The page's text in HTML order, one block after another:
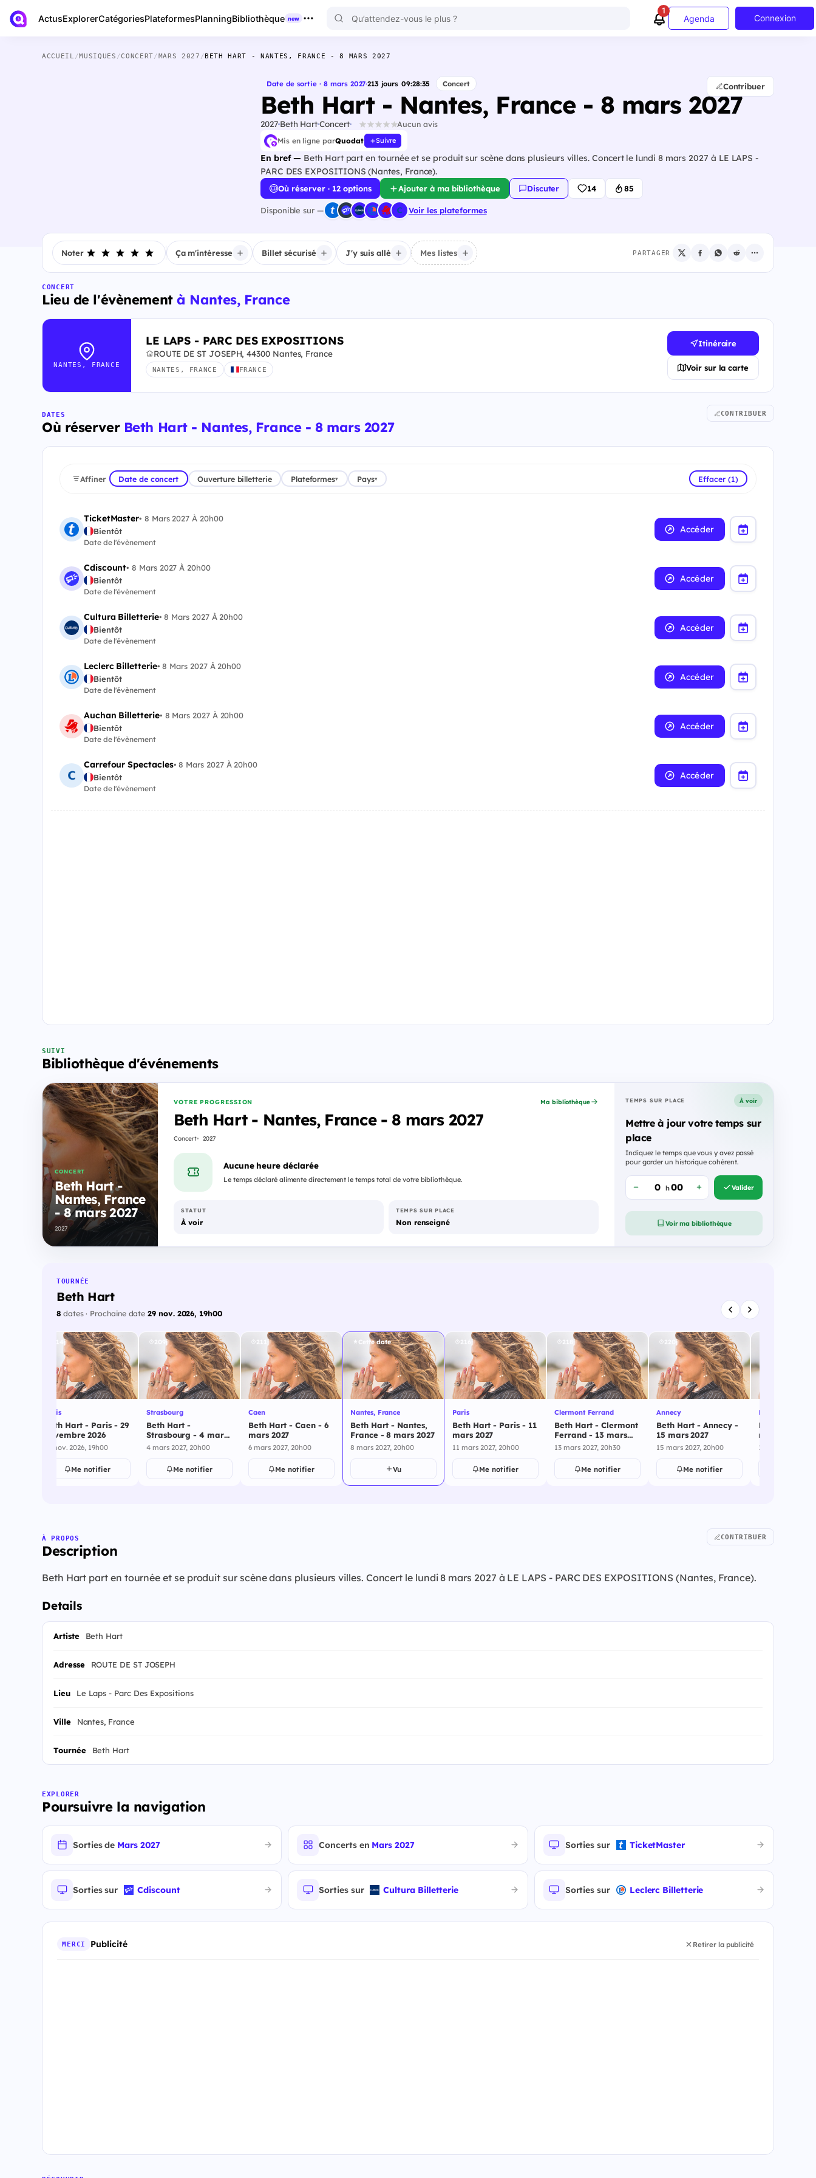
ActusExplorerCatégoriesPlateformesPlanningBibliothèque new
1
Agenda Connexion
ACCUEIL /MUSIQUES /CONCERT/MARS 2027 /BETH HART - NANTES, FRANCE - 8 MARS 2027
Date de sortie · 8 mars 2027·213 jours 09:28:34 Concert
Beth Hart - Nantes, France - 8 mars 2027
2027Beth HartConcert Aucun avis
Mis en ligne parQuodat Suivre
En bref — Beth Hart part en tournée et se produit sur scène dans plusieurs villes. Concert le lundi 8 mars 2027 à LE LAPS -
PARC DES EXPOSITIONS (Nantes, France).
Contribuer
Où réserver · 12 options Ajouter à ma bibliothèque Discuter 14 85
Disponible sur — Voir les plateformes
Noter Ça m'intéresse Billet sécurisé J'y suis allé Mes listes PARTAGER
CONCERT
Lieu de l'évènementà Nantes, France
NANTES, FRANCE
LE LAPS - PARC DES EXPOSITIONS
ROUTE DE ST JOSEPH, 44300 Nantes, France
NANTES, FRANCE FRANCE
Itinéraire
Voir sur la carte
DATES
Où réserver Beth Hart - Nantes, France - 8 mars 2027
CONTRIBUER
Affiner Date de concert Ouverture billetterie Plateformes▾ Pays▾ Effacer (1)
TicketMaster• 8 Mars 2027 À 20h00
Bientôt
Date de l'évènement
Accéder
Cdiscount•8 Mars 2027 À 20h00
Bientôt
Date de l'évènement
Accéder
Cultura Billetterie•8 Mars 2027 À 20h00
Bientôt
Date de l'évènement
Accéder
Leclerc Billetterie•8 Mars 2027 À 20h00
Bientôt
Date de l'évènement
Accéder
Auchan Billetterie• 8 Mars 2027 À 20h00
Bientôt
Date de l'évènement
Accéder
Carrefour Spectacles•8 Mars 2027 À 20h00
Bientôt
Date de l'évènement
Accéder
SUIVI
Bibliothèque d'événements
CONCERT
Beth Hart -
Nantes, France
- 8 mars 2027
2027
VOTRE PROGRESSION
Beth Hart - Nantes, France - 8 mars 2027
Concert 2027
Ma bibliothèque
Aucune heure déclarée
Le temps déclaré alimente directement le temps total de votre bibliothèque.
STATUT
À voir
TEMPS SUR PLACE
Non renseigné
TEMPS SUR PLACE À voir
Mettre à jour votre temps sur
place
Indiquez le temps que vous y avez passé
pour garder un historique cohérent.
h Valider
Voir ma bibliothèque
TOURNÉE
Beth Hart
8dates · Prochaine date29 nov. 2026, 19h00
114j
Paris
Beth Hart - Paris - 29
novembre 2026
29 nov. 2026, 19h00
Me notifier
209j
Strasbourg
Beth Hart -
Strasbourg - 4 mars
2027
4 mars 2027, 20h00
Me notifier
211j
Caen
Beth Hart - Caen - 6
mars 2027
6 mars 2027, 20h00
Me notifier
Cette date
Nantes, France
Beth Hart - Nantes,
France - 8 mars 2027
8 mars 2027, 20h00
Vu
216j
Paris
Beth Hart - Paris - 11
mars 2027
11 mars 2027, 20h00
Me notifier
218j
Clermont Ferrand
Beth Hart - Clermont
Ferrand - 13 mars
2027
13 mars 2027, 20h30
Me notifier
220j
Annecy
Beth Hart - Annecy -
15 mars 2027
15 mars 2027, 20h00
Me notifier
Nice
Beth Hart -
mars 2027
17 mars 2027,
À PROPOS
Description
CONTRIBUER
Beth Hart part en tournée et se produit sur scène dans plusieurs villes. Concert le lundi 8 mars 2027 à LE LAPS - PARC DES EXPOSITIONS (Nantes, France).
Details
Artiste Beth Hart
Adresse ROUTE DE ST JOSEPH
Lieu Le Laps - Parc Des Expositions
Ville Nantes, France
Tournée Beth Hart
EXPLORER
Poursuivre la navigation
Sorties de Mars 2027 Concerts en Mars 2027 Sorties sur TicketMaster
Sorties sur Cdiscount Sorties sur Cultura Billetterie Sorties sur Leclerc Billetterie
MERCI Publicité Retirer la publicité